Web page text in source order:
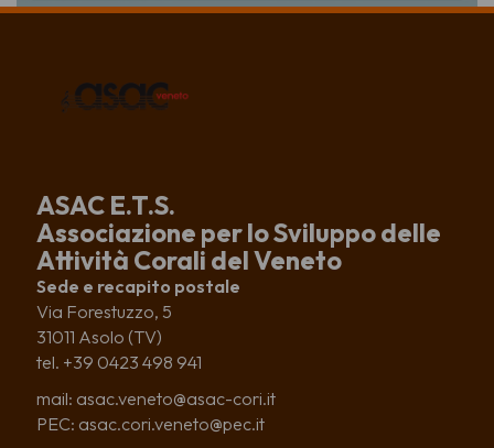
ASAC E.T.S.
Associazione per lo Sviluppo delle
Attività Corali del Veneto
Sede e recapito postale
Via Forestuzzo, 5
31011 Asolo (TV)
tel. +39 0423 498 941
mail: asac.veneto@asac-cori.it
PEC: asac.cori.veneto@pec.it